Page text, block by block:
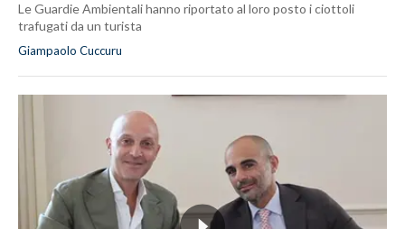
Le Guardie Ambientali hanno riportato al loro posto i ciottoli
trafugati da un turista
Giampaolo Cuccuru